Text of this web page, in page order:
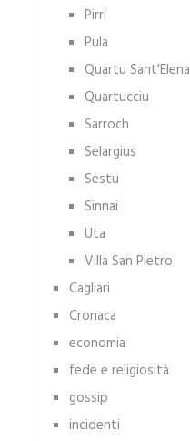
Pirri
Pula
Quartu Sant'Elena
Quartucciu
Sarroch
Selargius
Sestu
Sinnai
Uta
Villa San Pietro
Cagliari
Cronaca
economia
fede e religiosità
gossip
incidenti